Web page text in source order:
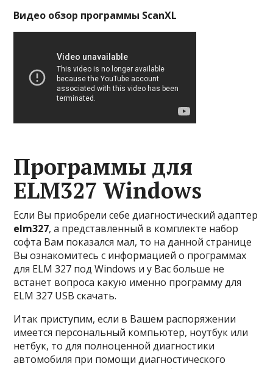
Видео обзор программы ScanXL
Программы для
ELM327 Windows
Если Вы приобрели себе диагностический адаптер
elm327, а представленный в комплекте набор
софта Вам показался мал, то на данной странице
Вы ознакомитесь с информацией о программах
для ELM 327 под Windows и у Вас больше не
встанет вопроса какую именно программу для
ELM 327 USB скачать.
Итак приступим, если в Вашем распоряжении
имеется персональный компьютер, ноутбук или
нетбук, то для полноценной диагностики
автомобиля при помощи диагностического